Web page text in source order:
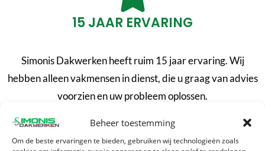
Beheer toestemming
Om de beste ervaringen te bieden, gebruiken wij technologieën zoals
15 JAAR ERVARING
Simonis Dakwerken heeft ruim 15 jaar ervaring. Wij
hebben alleen vakmensen in dienst, die u graag van advies
voorzien en uw probleem oplossen.